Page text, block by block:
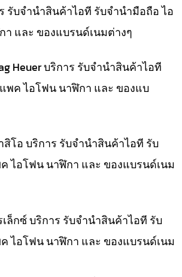
รับจำนำสินค้าไอที รับจำนำมือถือ ไอ
และ ของแบรนด์เนมต่างๆ
Heuer บริการ รับจำนำสินค้าไอที
พค ไอโฟน นาฬิกา และ ของแบ
โอ บริการ รับจำนำสินค้าไอที รับ
ไอโฟน นาฬิกา และ ของแบรนด์เนม
ล็กซ์ บริการ รับจำนำสินค้าไอที รับ
ไอโฟน นาฬิกา และ ของแบรนด์เนม